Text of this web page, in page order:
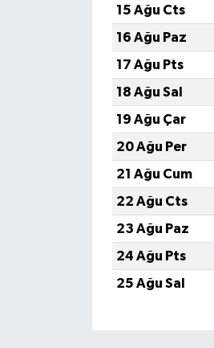
15 Ağu Cts
16 Ağu Paz
17 Ağu Pts
18 Ağu Sal
19 Ağu Çar
20 Ağu Per
21 Ağu Cum
22 Ağu Cts
23 Ağu Paz
24 Ağu Pts
25 Ağu Sal